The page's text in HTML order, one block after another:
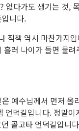
다가도 생기는 것,
니다.
직책 역시 마찬가지
러 나이가 들면 물
예수님께서 먼저 올
덕길입니다. 정말
골고타 언덕길입니